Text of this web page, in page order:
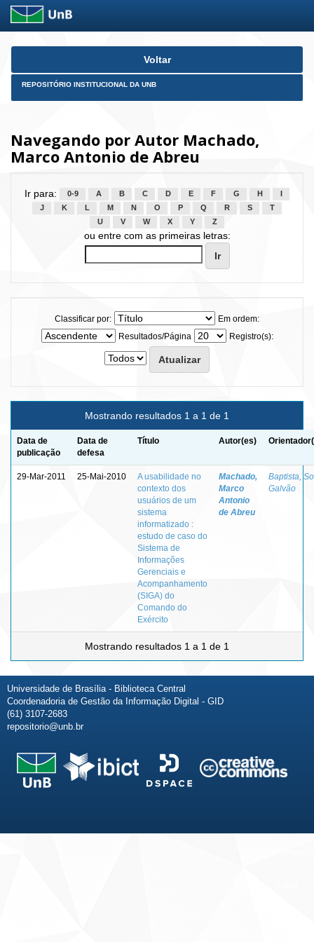
Skip
Voltar
REPOSITÓRIO INSTITUCIONAL DA UNB
Navegando por Autor Machado,
Marco Antonio de Abreu
Ir para: 0-9 A B C D E F G H
J
K L M N O P Q R S
T
U
V W X Y Z
ou entre com as primeiras letras:
Classificar por:
Em ordem:
Resultados/Página
Registro(s):
Mostrando resultados 1 a 1 de 1
Data de
publicação
Data de
defesa
Título Autor(es)
29-Mar-2011 25-Mai-2010
A usabilidade no
contexto dos
usuários de um
sistema
informatizado :
estudo de caso do
Sistema de
Informações
Gerenciais e
Acompanhamento
(SIGA) do
Comando do
Exército
Machado,
Marco
Antonio
de Abreu
Baptista,
Galvão
Mostrando resultados 1 a 1 de 1
Universidade de Brasília - Biblioteca Central
Coordenadoria de Gestão da Informação Digital - GID
(61) 3107-2683
repositorio@unb.br